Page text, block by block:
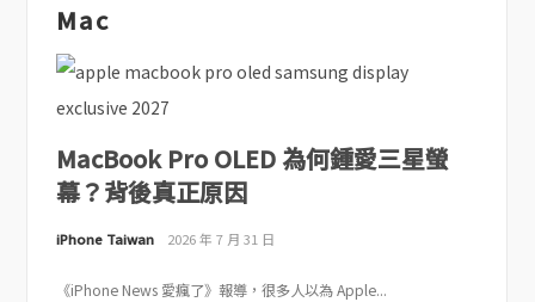
Mac
MacBook Pro OLED 為何鍾愛三星螢
幕？背後真正原因
iPhone Taiwan 2026 年 7 月 31 日
《iPhone News 愛瘋了》報導，很多人以為 Apple...